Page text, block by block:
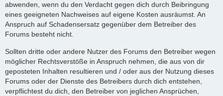
abwenden, wenn du den Verdacht gegen dich durch Beibringung
eines geeigneten Nachweises auf eigene Kosten ausräumst. An
Anspruch auf Schadensersatz gegenüber dem Betreiber des
Forums besteht nicht.
Sollten dritte oder andere Nutzer des Forums den Betreiber wegen
möglicher Rechtsverstöße in Anspruch nehmen, die aus von dir
geposteten Inhalten resultieren und / oder aus der Nutzung dieses
Forums oder der Dienste des Betreibers durch dich entstehen,
verpflichtest du dich, den Betreiber von jeglichen Ansprüchen,